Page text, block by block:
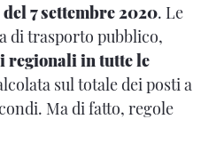
7 settembre 2020. Le
di trasporto pubblico,
regionali in tutte le
sul totale dei posti a
Ma di fatto, regole